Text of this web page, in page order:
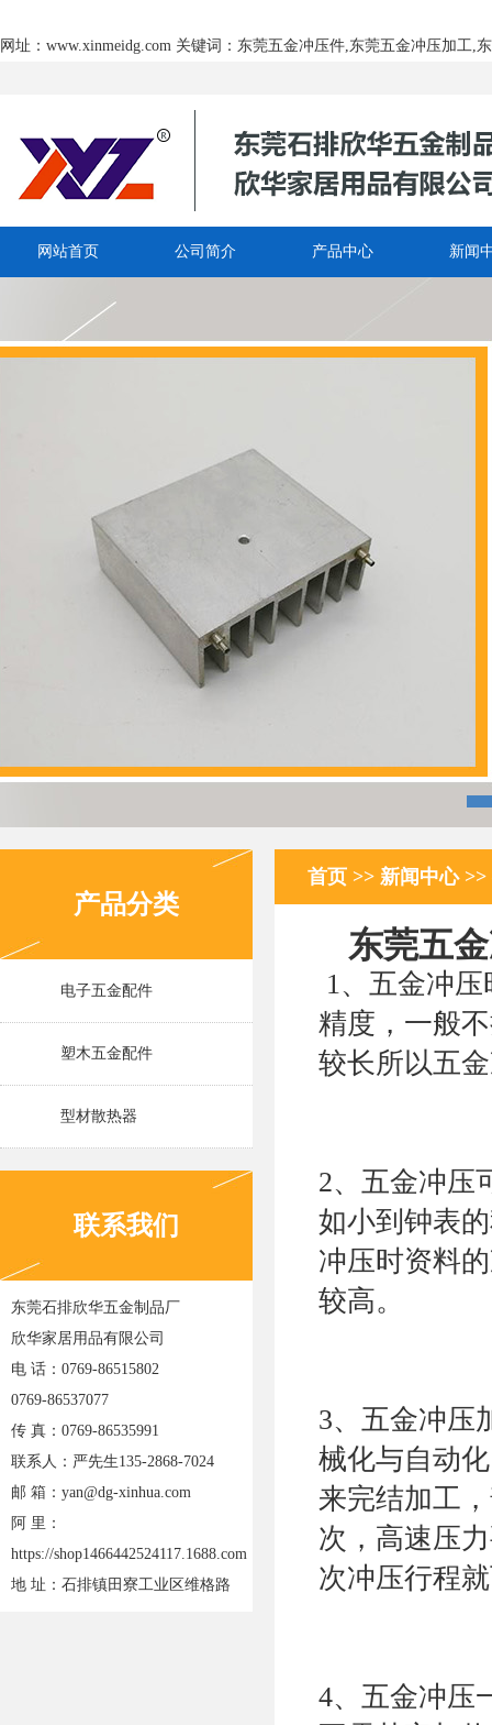
网址：www.xinmeidg.com 关键词：东莞五金冲压件,东莞五金冲压加工
网站首页 公司简介 产品中心 新闻
产品分类
电子五金配件
塑木五金配件
型材散热器
联系我们
东莞石排欣华五金制品厂
欣华家居用品有限公司
电 话：0769-86515802
0769-86537077
传 真：0769-86535991
联系人：严先生135-2868-7024
邮 箱：yan@dg-xinhua.com
阿 里：
https://shop1466442524117.1688.com
地 址：石排镇田寮工业区维格路
首页 >> 新闻中心>>
东莞五
1、五金冲
精度，一般
较长所以五
2、五金冲压
如小到钟表
冲压时资料
较高。
3、五金冲压
械化与自动
来完结加工
次，高速压
次冲压行程
4、五金冲压